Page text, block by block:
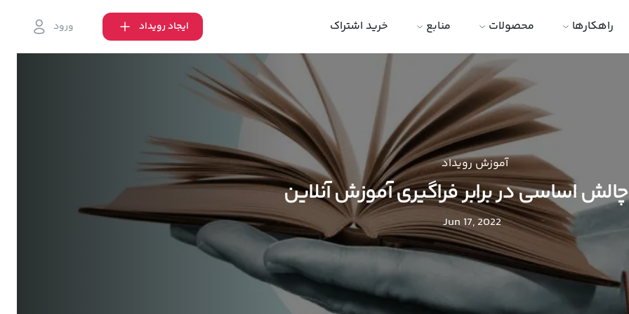
راهکارها محصولات منابع خرید اشتراک ایجاد رویداد ورود
آموزش رویداد
اساسی در برابر فراگیری آموزش آنلاین
Jun 17, 2022